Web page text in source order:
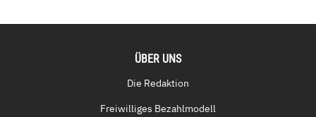
ÜBER UNS
Die Redaktion
Freiwilliges Bezahlmodell